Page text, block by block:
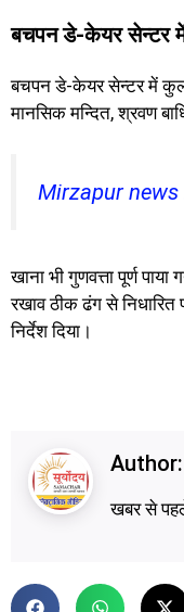
बचपन डे-केयर सेन्टर
बचपन डे-केयर सेन्टर में कुल
मानसिक मन्दित, श्रवण
Mirzapur news
खाना भी गुणवत्ता पूर्ण
रखाव ठीक ढंग से
निर्देश दिया।
Author:
खबर से